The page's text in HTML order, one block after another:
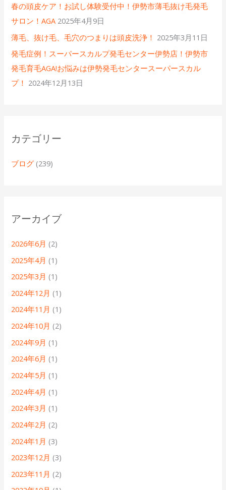
春の頭皮ケア！お試し体験受付中！伊勢市薄毛抜け毛発毛
サロン！AGA 2025年4月9日
薄毛、抜け毛、毛穴のつまりは頭皮洗浄！ 2025年3月11日
発毛症例！スーパースカルプ発毛センター伊勢店！伊勢市
発毛育毛AGA!お悩みは伊勢発毛センタースーパースカル
プ！ 2024年12月13日
カテゴリー
ブログ (239)
アーカイブ
2026年6月 (2)
2025年4月 (1)
2025年3月 (1)
2024年12月 (1)
2024年11月 (1)
2024年10月 (2)
2024年9月 (1)
2024年6月 (1)
2024年5月 (1)
2024年4月 (1)
2024年3月 (1)
2024年2月 (2)
2024年1月 (3)
2023年12月 (3)
2023年11月 (2)